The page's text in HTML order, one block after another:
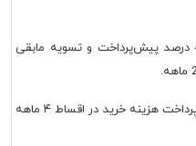
روش اقساطی دکوچید که با پرداخت 40 درصد پیش‌پرداخت و تسویه مابقی
روش دوم استفاده از اعتبار اسنپ پی و پرداخت هزینه خرید در اقساط ۴ ماهه